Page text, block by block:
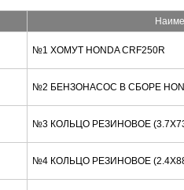
№1 ХОМУТ HONDA CRF250R
№2 БЕНЗОНАСОС В СБОРЕ
№3 КОЛЬЦО РЕЗИНОВОЕ
№4 КОЛЬЦО РЕЗИНОВОЕ